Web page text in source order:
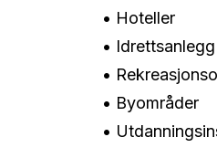
• Hoteller
• Idrettsanlegg
•
• Byområder
•